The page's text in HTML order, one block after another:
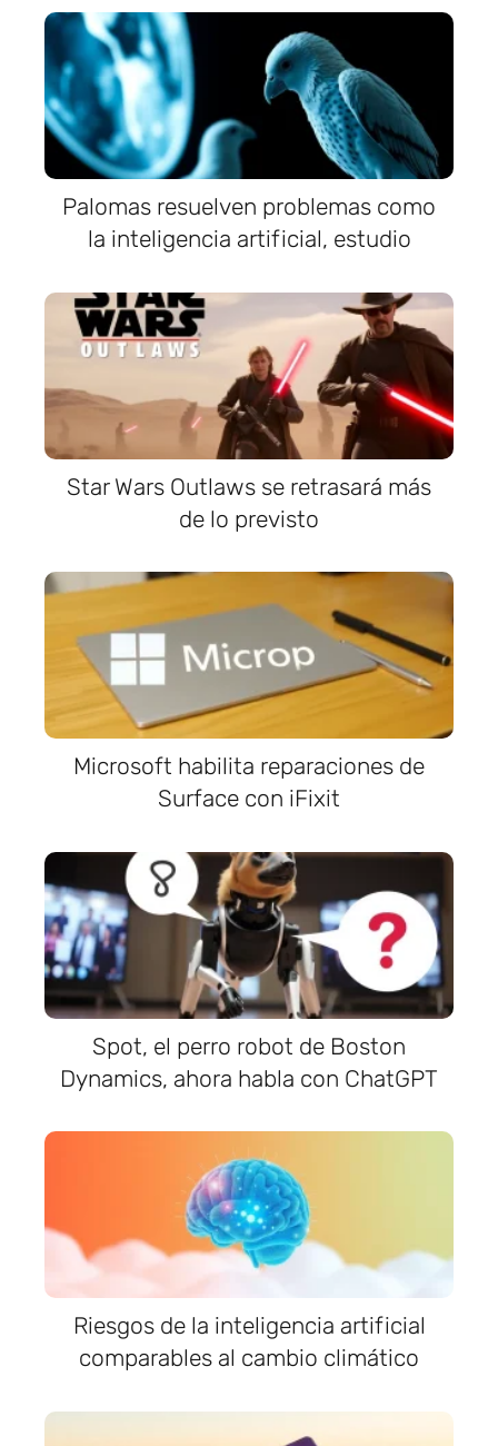
Palomas resuelven problemas como
la inteligencia artificial, estudio
Star Wars Outlaws se retrasará más
de lo previsto
Microsoft habilita reparaciones de
Surface con iFixit
Spot, el perro robot de Boston
Dynamics, ahora habla con ChatGPT
Riesgos de la inteligencia artificial
comparables al cambio climático